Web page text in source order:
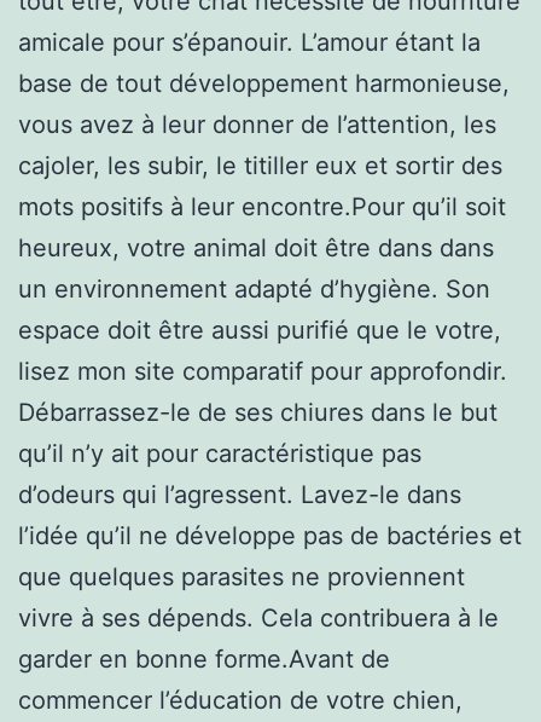
amicale pour s’épanouir. L’amour étant la
base de tout développement harmonieuse,
vous avez à leur donner de l’attention, les
cajoler, les subir, le titiller eux et sortir des
mots positifs à leur encontre.Pour qu’il soit
heureux, votre animal doit être dans dans
un environnement adapté d’hygiène. Son
espace doit être aussi purifié que le votre,
lisez mon site comparatif pour approfondir.
Débarrassez-le de ses chiures dans le but
qu’il n’y ait pour caractéristique pas
d’odeurs qui l’agressent. Lavez-le dans
l’idée qu’il ne développe pas de bactéries et
que quelques parasites ne proviennent
vivre à ses dépends. Cela contribuera à le
garder en bonne forme.Avant de
commencer l’éducation de votre chien,